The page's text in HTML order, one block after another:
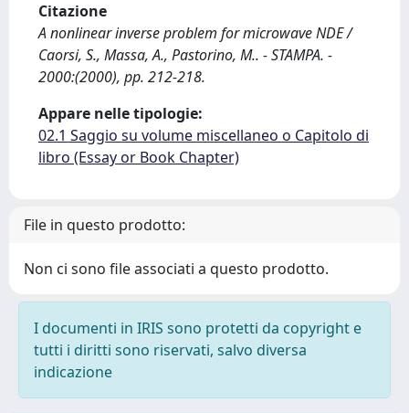
Citazione
A nonlinear inverse problem for microwave NDE /
Caorsi, S., Massa, A., Pastorino, M.. - STAMPA. -
2000:(2000), pp. 212-218.
Appare nelle tipologie:
02.1 Saggio su volume miscellaneo o Capitolo di
libro (Essay or Book Chapter)
File in questo prodotto:
Non ci sono file associati a questo prodotto.
I documenti in IRIS sono protetti da copyright e
tutti i diritti sono riservati, salvo diversa
indicazione